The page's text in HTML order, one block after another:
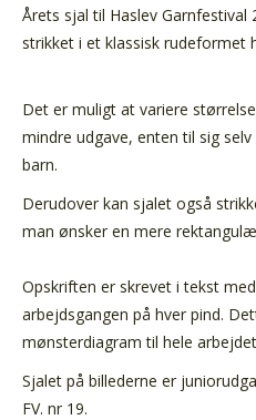
Årets sjal til Haslev
strikket i et klassisk rudeformet
Det er muligt at variere
mindre udgave, enten til sig
barn.
Derudover kan sjalet også
man ønsker en mere
Opskriften er skrevet i tekst
arbejdsgangen på hver pind.
mønsterdiagram til hele
Sjalet på billederne er
FV. nr 19.